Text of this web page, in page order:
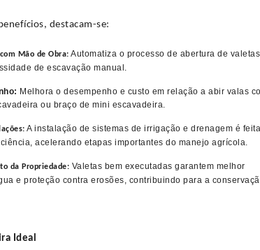
destacam-se:
Mão de Obra: Automatiza o processo de abertura de
de escavação manual.
Melhora o desempenho e custo em relação a abir valas
ou braço de mini escavadeira.
A instalação de sistemas de irrigação e drenagem é
acelerando etapas importantes do manejo agrícola.
da Propriedade: Valetas bem executadas garantem melhor
e proteção contra erosões, contribuindo para a
Ideal